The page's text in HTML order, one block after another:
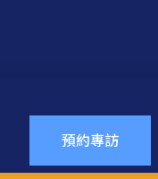
預約專訪